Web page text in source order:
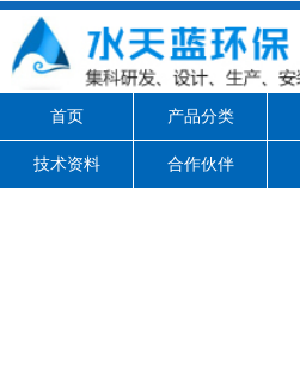
首页 产品分类
技术资料 合作伙伴